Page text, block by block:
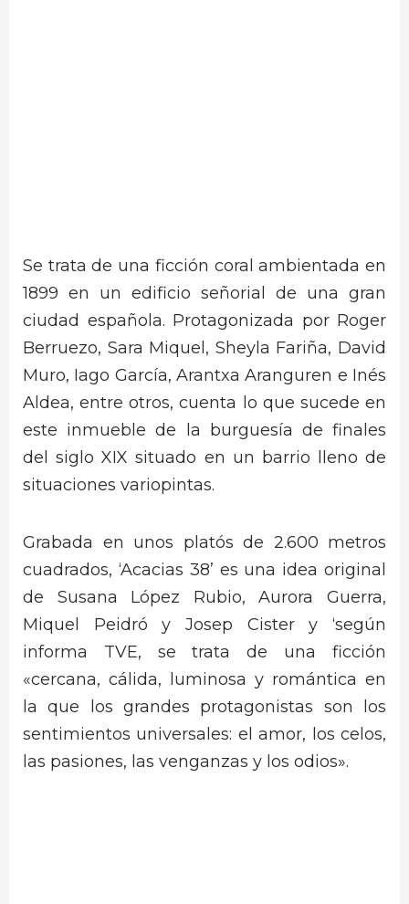
Se trata de una ficción coral ambientada en
1899 en un edificio señorial de una gran
ciudad española. Protagonizada por Roger
Berruezo, Sara Miquel, Sheyla Fariña, David
Muro, Iago García, Arantxa Aranguren e Inés
Aldea, entre otros, cuenta lo que sucede en
este inmueble de la burguesía de finales
del siglo XIX situado en un barrio lleno de
situaciones variopintas.
Grabada en unos platós de 2.600 metros
cuadrados, ‘Acacias 38’ es una idea original
de Susana López Rubio, Aurora Guerra,
Miquel Peidró y Josep Cister y ‘según
informa TVE, se trata de una ficción
«cercana, cálida, luminosa y romántica en
la que los grandes protagonistas son los
sentimientos universales: el amor, los celos,
las pasiones, las venganzas y los odios».